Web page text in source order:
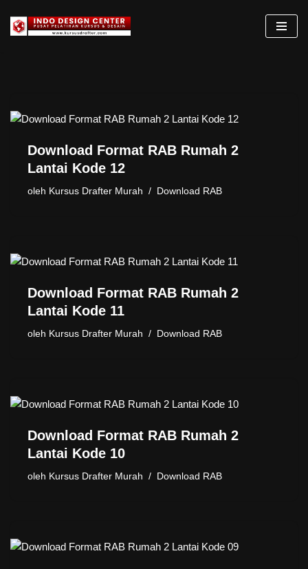
Lompat
Download Format RAB Rumah 2
Lantai Kode 12
oleh Kursus Drafter Murah Download RAB
Download Format RAB Rumah 2
Lantai Kode 11
oleh Kursus Drafter Murah Download RAB
Download Format RAB Rumah 2
Lantai Kode 10
oleh Kursus Drafter Murah Download RAB